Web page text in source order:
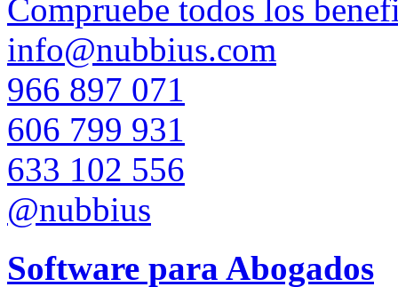
Compruebe todos los
info@nubbius.com
966 897 071
606 799 931
633 102 556
@nubbius
Software para Abogados